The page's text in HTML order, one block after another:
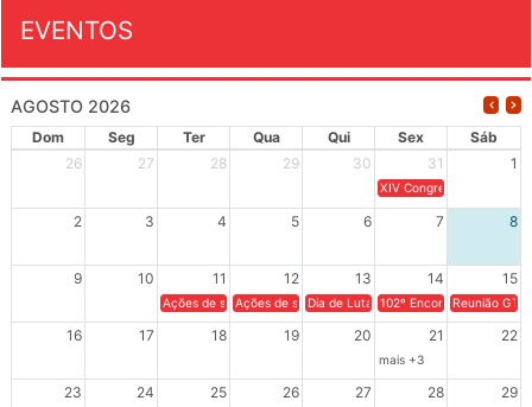
EVENTOS
AGOSTO 2026
Dom Seg Ter Qua Qui Sex
Sáb
26
27 28 29 30 31 1
XIV Congresso Brasileiro
2 3 4 5 6 7 8
9 10 11 12 13 14 15
Ações de solidariedade a Cuba no Rio Grande do Sul - 100
Ações de solidariedade a Cuba no Rio Grande do
Dia de Luta em Defesa de Cuba e da
102º Encontro da
Reunião
16 17 18 19 20 21 22
mais +3
23 24 25 26 27 28 29